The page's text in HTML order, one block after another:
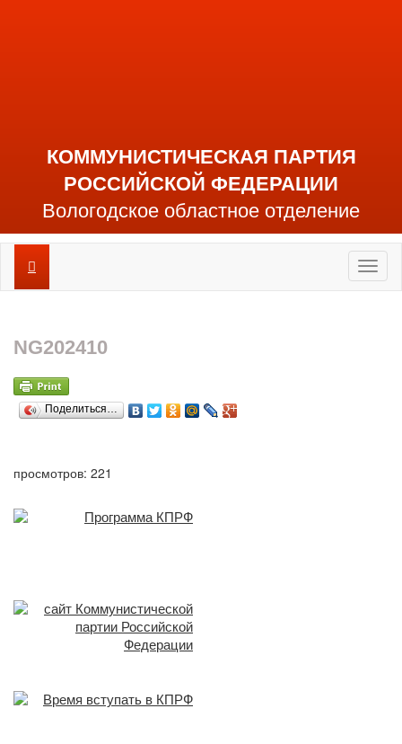
КОММУНИСТИЧЕСКАЯ ПАРТИЯ
РОССИЙСКОЙ ФЕДЕРАЦИИ
Вологодское областное отделение
NG202410
Поделиться…
просмотров: 221